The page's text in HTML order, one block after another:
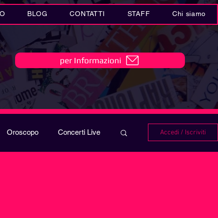
BLOG CONTATTI STAFF Chi siamo
per Informazioni
Oroscopo Concerti Live Accedi / Iscriviti